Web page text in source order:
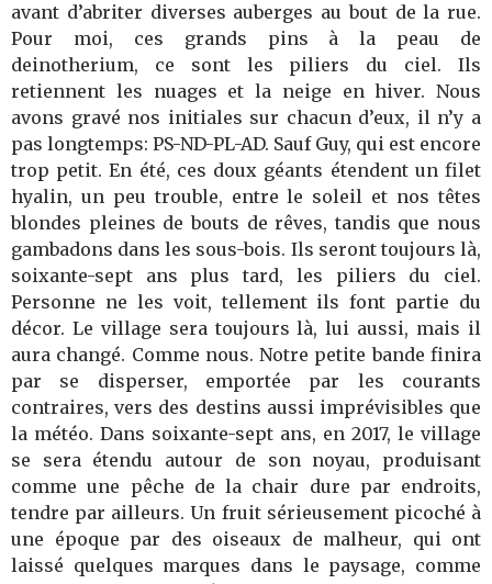
avant d’abriter diverses auberges au bout de la rue.
Pour moi, ces grands pins à la peau de
deinotherium, ce sont les piliers du ciel. Ils
retiennent les nuages et la neige en hiver. Nous
avons gravé nos initiales sur chacun d’eux, il n’y a
pas longtemps: PS-ND-PL-AD. Sauf Guy, qui est encore
trop petit. En été, ces doux géants étendent un filet
hyalin, un peu trouble, entre le soleil et nos têtes
blondes pleines de bouts de rêves, tandis que nous
gambadons dans les sous-bois. Ils seront toujours là,
soixante-sept ans plus tard, les piliers du ciel.
Personne ne les voit, tellement ils font partie du
décor. Le village sera toujours là, lui aussi, mais il
aura changé. Comme nous. Notre petite bande finira
par se disperser, emportée par les courants
contraires, vers des destins aussi imprévisibles que
la météo. Dans soixante-sept ans, en 2017, le village
se sera étendu autour de son noyau, produisant
comme une pêche de la chair dure par endroits,
tendre par ailleurs. Un fruit sérieusement picoché à
une époque par des oiseaux de malheur, qui ont
laissé quelques marques dans le paysage, comme